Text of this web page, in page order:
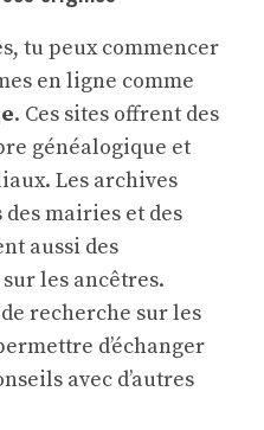
tu peux commencer
en ligne comme
. Ces sites offrent des
généalogique et
Les archives
mairies et des
aussi des
les ancêtres.
recherche sur les
d’échanger
avec d’autres